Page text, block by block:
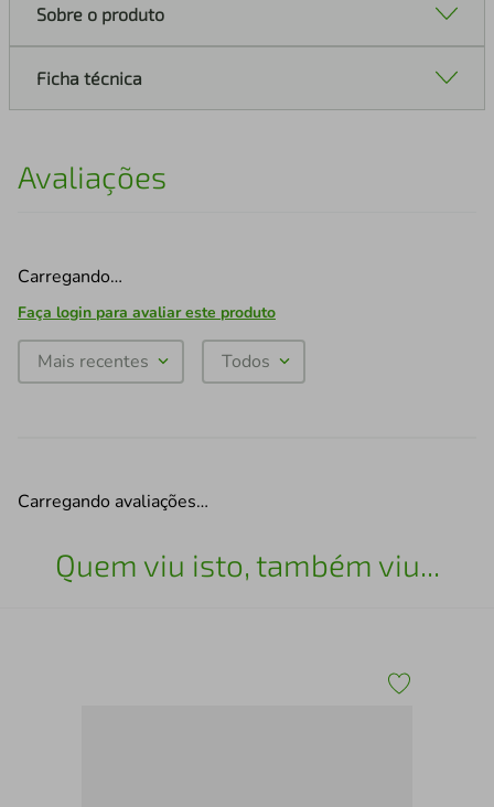
Sobre o produto
Ficha técnica
Avaliações
Carregando…
Faça login para avaliar este produto
Mais recentes Todos
Carregando avaliações…
Quem viu isto, também viu...